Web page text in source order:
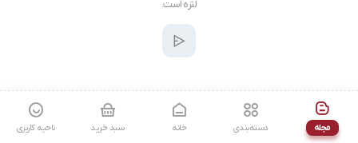
لنزه است.
مجله دسته‌بندی خانه سبد خرید ناحیه کاربری